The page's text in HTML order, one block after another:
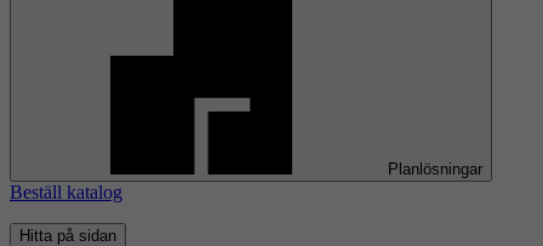
Planlösningar
Beställ katalog
Hitta på sidan